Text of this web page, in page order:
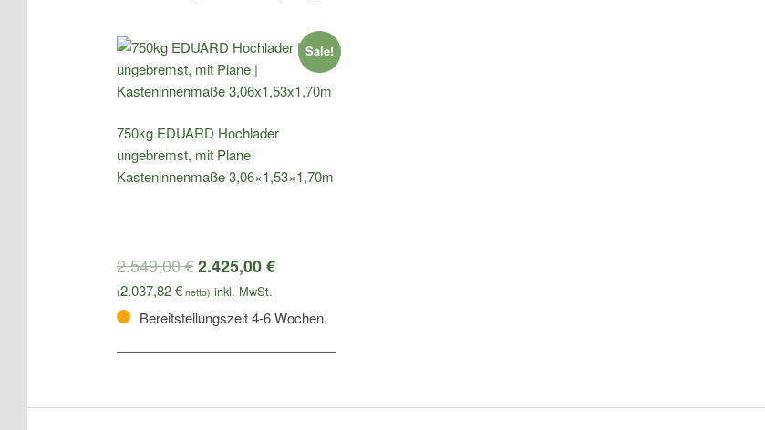
Sale!
750kg EDUARD Hochlader
ungebremst, mit Plane
Kasteninnenmaße 3,06×1,53×1,70m
2.549,00€2.425,00€
(2.037,82€netto)
Bereitstellungszeit 4-6 Wochen